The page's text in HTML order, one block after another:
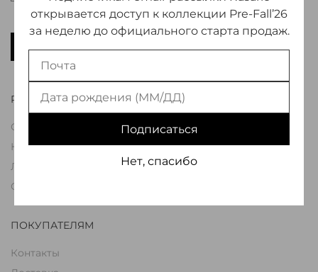
RASARIO
О Бренде
Коллекции
Лукбуки
Свадьба
ПОКУПАТЕЛЯМ
Контакты
согласен с условиями оферты и политики
конфиденциальности*
открывается доступ к коллекции Pre-Fall’26
за неделю до официального старта продаж.
Подписаться
Нет, спасибо